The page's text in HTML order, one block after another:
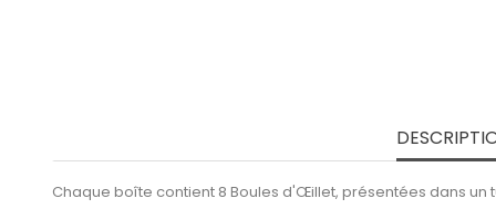
Chaque boîte contient 8 Boules d'Œillet, présentées dans